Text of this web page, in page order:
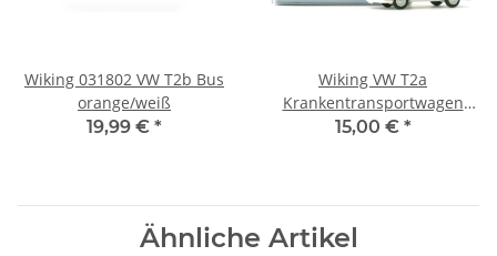
Wiking 031802 VW T2b Bus
orange/weiß
19,99 € *
Wiking VW T2a
Krankentransportwagen
"Bereitschaftspolizei
15,00 € *
Ähnliche Artikel